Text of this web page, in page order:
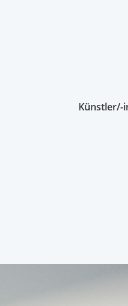
Künstler/-